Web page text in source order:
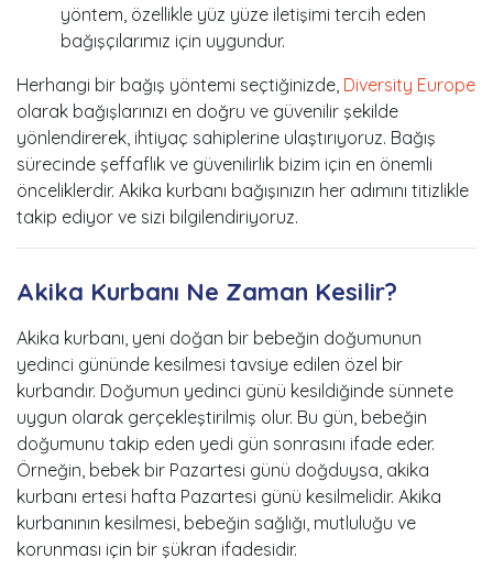
yöntem, özellikle yüz yüze iletişimi tercih eden
bağışçılarımız için uygundur.
Herhangi bir bağış yöntemi seçtiğinizde, Diversity Europe
olarak bağışlarınızı en doğru ve güvenilir şekilde
yönlendirerek, ihtiyaç sahiplerine ulaştırıyoruz. Bağış
sürecinde şeffaflık ve güvenilirlik bizim için en önemli
önceliklerdir. Akika kurbanı bağışınızın her adımını titizlikle
takip ediyor ve sizi bilgilendiriyoruz.
Akika Kurbanı Ne Zaman Kesilir?
Akika kurbanı, yeni doğan bir bebeğin doğumunun
yedinci gününde kesilmesi tavsiye edilen özel bir
kurbandır. Doğumun yedinci günü kesildiğinde sünnete
uygun olarak gerçekleştirilmiş olur. Bu gün, bebeğin
doğumunu takip eden yedi gün sonrasını ifade eder.
Örneğin, bebek bir Pazartesi günü doğduysa, akika
kurbanı ertesi hafta Pazartesi günü kesilmelidir. Akika
kurbanının kesilmesi, bebeğin sağlığı, mutluluğu ve
korunması için bir şükran ifadesidir.